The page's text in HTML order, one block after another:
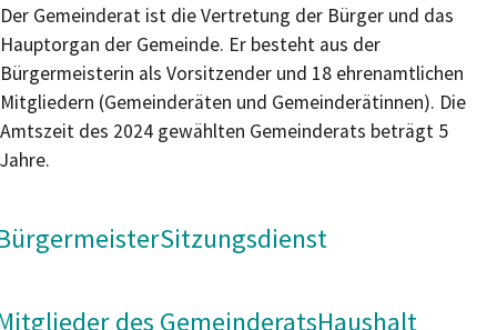
Der Gemeinderat ist die Vertretung der Bürger und das
Hauptorgan der Gemeinde. Er besteht aus der
Bürgermeisterin als Vorsitzender und 18 ehrenamtlichen
Mitgliedern (Gemeinderäten und Gemeinderätinnen). Die
Amtszeit des 2024 gewählten Gemeinderats beträgt 5
Jahre.
Sitzungsdienst
des GemeinderatsHaushalt